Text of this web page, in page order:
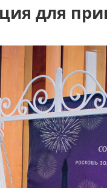
для